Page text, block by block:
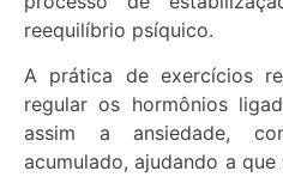
reequilíbrio psíquico.
A prática de exercícios
regular os hormônios
assim a ansiedade,
acumulado, ajudando a